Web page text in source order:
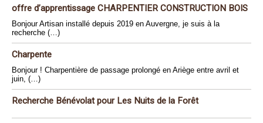
offre d’apprentissage CHARPENTIER CONSTRUCTION BOIS
Bonjour Artisan installé depuis 2019 en Auvergne, je suis à la
recherche (…)
Charpente
Bonjour ! Charpentière de passage prolongé en Ariège entre avril et
juin, (…)
Recherche Bénévolat pour Les Nuits de la Forêt